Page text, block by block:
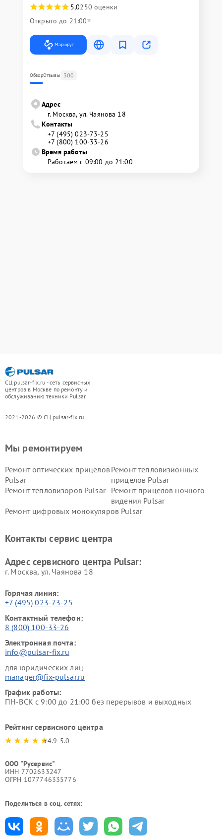
5,0250 оценки
Открыто до 21:00
Маршрут
ОбзорОтзывы 300
Адрес
г. Москва, ул. Чаянова 18
Контакты
+7 (495) 023-73-25
+7 (800) 100-33-26
Время работы
Работаем с 09:00 до 21:00
СЦ pulsar-fix.ru - сеть сервисных
центров в Москве по ремонту и
обслуживанию техники Pulsar
2021-2026 © СЦ pulsar-fix.ru
Мы ремонтируем
Ремонт оптических прицелов
Pulsar
Ремонт тепловизионных
прицелов Pulsar
Ремонт тепловизоров Pulsar
Ремонт прицелов ночного
видения Pulsar
Ремонт цифровых монокуляров Pulsar
Контакты сервис центра
Адрес сервисного центра Pulsar:
г. Москва, ул. Чаянова 18
Горячая линия:
+7 (495) 023-73-25
Контактный телефон:
8 (800) 100-33-26
Электронная почта:
info@pulsar-fix.ru
для юридических лиц
manager@fix-pulsar.ru
График работы:
ПН-ВСК с 9:00 до 21:00 без перерывов и выходных
Рейтинг сервисного центра
4.9-5.0
ООО "Русервис"
ИНН 7702633247
ОГРН 1077746335776
Поделиться в соц. сетях: